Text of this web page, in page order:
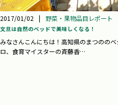
2017/01/02 | 野菜・果物品目レポート
文旦は自然のべッドで美味しくなる！
みなさんこんにちは！高知県のまつのの
ロ、食育マイスターの斉藤香…